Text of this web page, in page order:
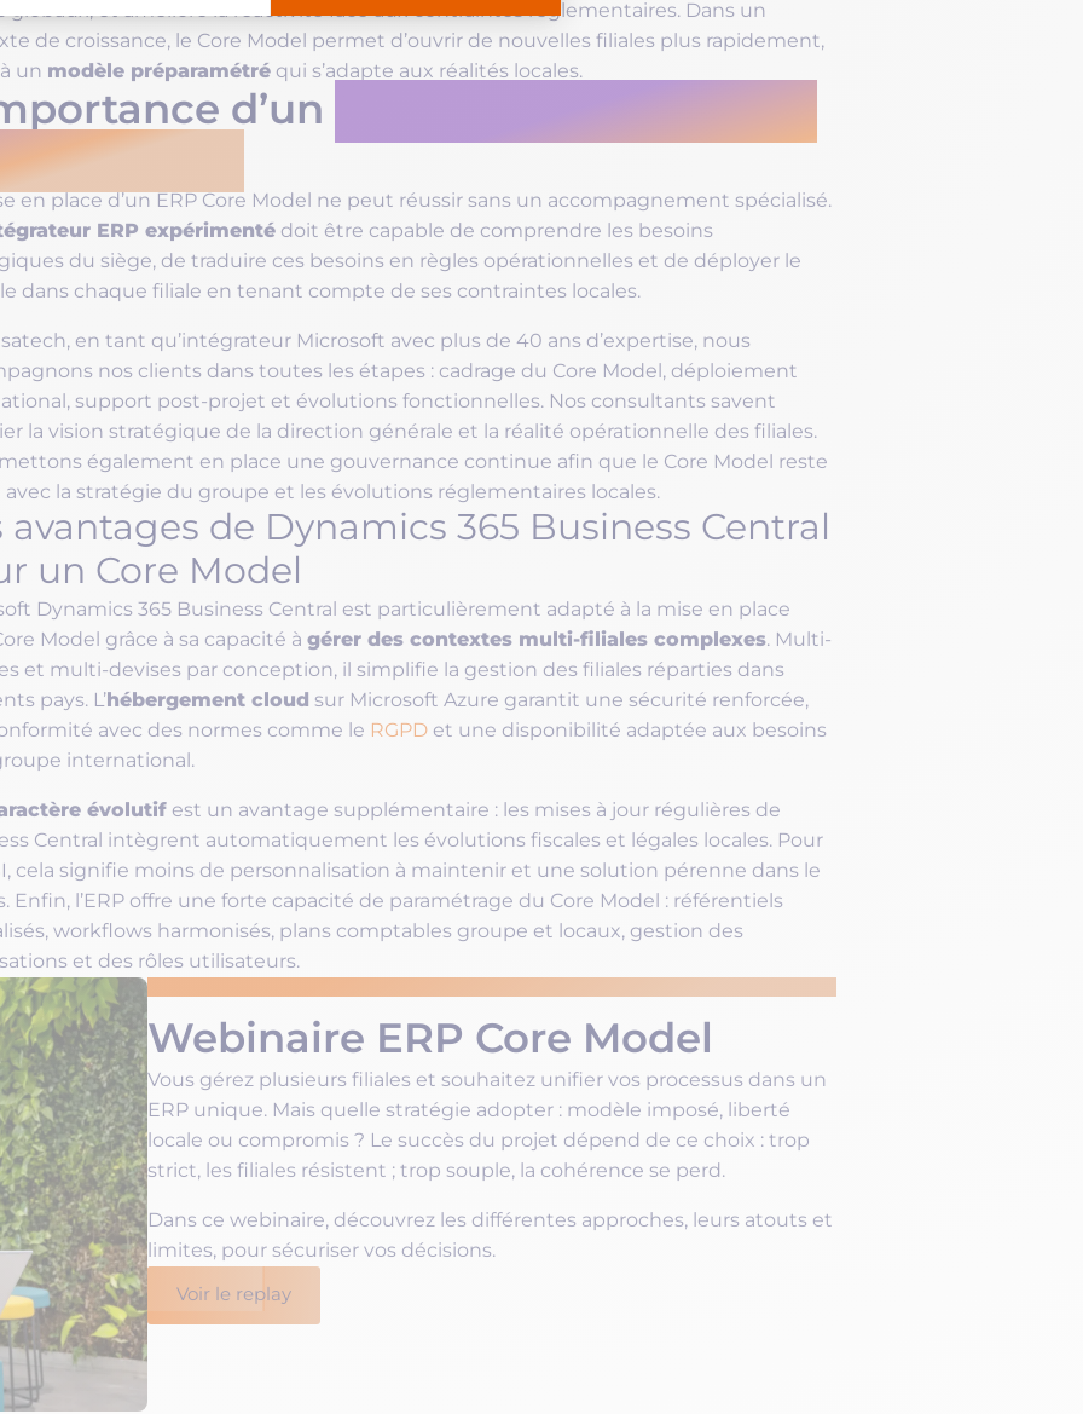
globaux, et améliore la réactivité face aux contraintes réglementaires. Dans un
de croissance, le Core Model permet d’ouvrir de nouvelles filiales plus rapidement,
un modèle préparamétré qui s’adapte aux réalités locales.
d’un intégrateur ERP expert
Model
en place d’un ERP Core Model ne peut réussir sans un accompagnement spécialisé.
ERP expérimenté doit être capable de comprendre les besoins
du siège, de traduire ces besoins en règles opérationnelles et de déployer le
dans chaque filiale en tenant compte de ses contraintes locales.
en tant qu’intégrateur Microsoft avec plus de 40 ans d’expertise, nous
nos clients dans toutes les étapes : cadrage du Core Model, déploiement
support post-projet et évolutions fonctionnelles. Nos consultants savent
la vision stratégique de la direction générale et la réalité opérationnelle des filiales.
également en place une gouvernance continue afin que le Core Model reste
avec la stratégie du groupe et les évolutions réglementaires locales.
avantages de Dynamics 365 Business Central
un Core Model
Dynamics 365 Business Central est particulièrement adapté à la mise en place
Model grâce à sa capacité à gérer des contextes multi-filiales complexes. Multi-
et multi-devises par conception, il simplifie la gestion des filiales réparties dans
pays. L’hébergement cloud sur Microsoft Azure garantit une sécurité renforcée,
avec des normes comme le RGPD et une disponibilité adaptée aux besoins
international.
évolutif est un avantage supplémentaire : les mises à jour régulières de
Central intègrent automatiquement les évolutions fiscales et légales locales. Pour
cela signifie moins de personnalisation à maintenir et une solution pérenne dans le
Enfin, l’ERP offre une forte capacité de paramétrage du Core Model : référentiels
workflows harmonisés, plans comptables groupe et locaux, gestion des
et des rôles utilisateurs.
REPLAY DISPONIBLE
Webinaire ERP Core Model
Vous gérez plusieurs filiales et souhaitez unifier vos processus dans un
ERP unique. Mais quelle stratégie adopter : modèle imposé, liberté
locale ou compromis ? Le succès du projet dépend de ce choix : trop
strict, les filiales résistent ; trop souple, la cohérence se perd.
Dans ce webinaire, découvrez les différentes approches, leurs atouts et
limites, pour sécuriser vos décisions.
Voir le replay